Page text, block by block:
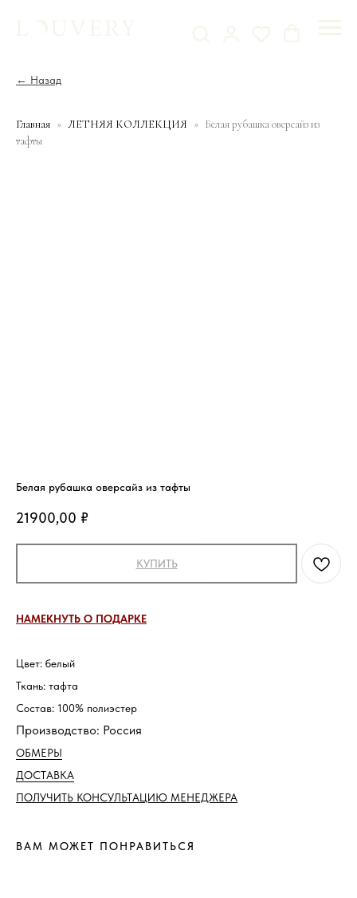
← Назад
Главная ЛЕТНЯЯ КОЛЛЕКЦИЯ
Белая рубашка оверсайз из
тафты
Белая рубашка оверсайз из тафты
21900,00 ₽
КУПИТЬ
НАМЕКНУТЬ О ПОДАРКЕ
Цвет: белый
Ткань: тафта
Состав: 100% полиэстер
Производство: Россия
ОБМЕРЫ
ДОСТАВКА
ПОЛУЧИТЬ КОНСУЛЬТАЦИЮ МЕНЕДЖЕРА
ВАМ МОЖЕТ ПОНРАВИТЬСЯ